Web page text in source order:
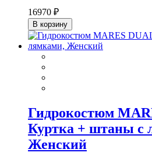
16970 ₽
В корзину
Гидрокостюм
Куртка + штаны с
Женский